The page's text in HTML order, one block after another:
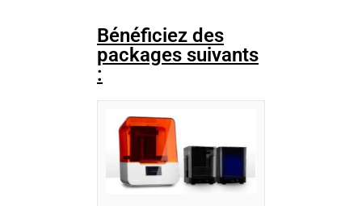
Bénéficiez des
packages suivants
: